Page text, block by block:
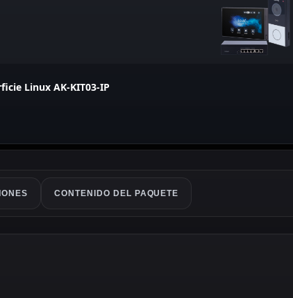
Linux AK-KIT03-IP
CONTENIDO DEL PAQUETE